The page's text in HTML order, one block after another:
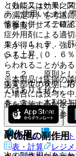
ともにニューモシ
の測定等）を考慮
１参照〕。
１１．１．５． 肝
ＳＴ上昇（０．６
らわれることがあ
１１．１．６． 消
た場合には投与を
査を実施するなど
〔９．１．１２参
その他の副作用
（効能又は効果に
５．１． ステロイ
症外用剤による適
果が得られず、強
いること。
５．２． 原則とし
病変部位の状態に
５．３． 本剤投与
〔８．１１参照〕。
副作用
※ ご使用いただく
情報も併せてご確認
※本製品は疾病の診
ではありません。
ホーム
ノート
表・計算
レジ